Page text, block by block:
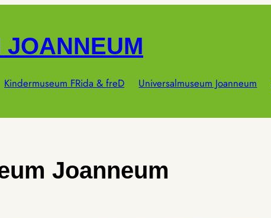
Kindermuseum FRida & freD Universalmuseum Joanneum
Joanneum